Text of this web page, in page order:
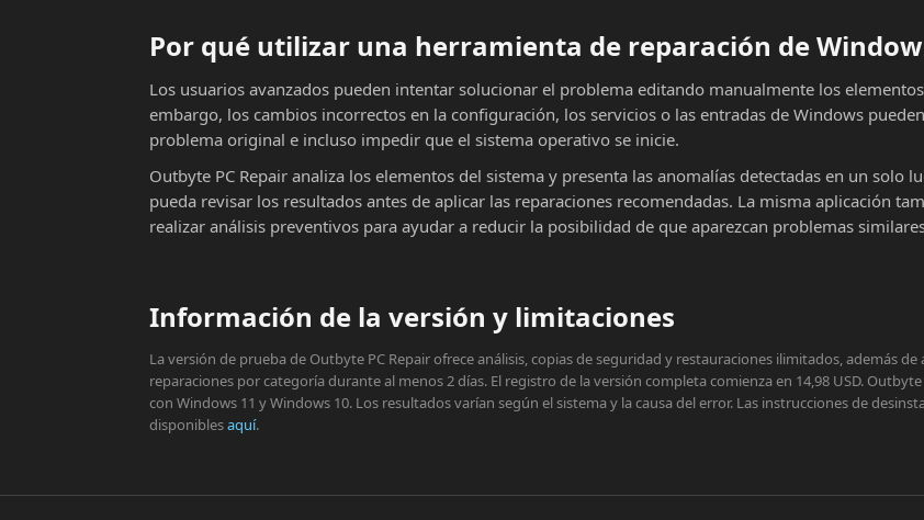
Por qué utilizar una herramienta de reparación de
Los usuarios avanzados pueden intentar solucionar el problema editando manualmente los
embargo, los cambios incorrectos en la configuración, los servicios o las entradas de Windows
problema original e incluso impedir que el sistema operativo se inicie.
Outbyte PC Repair analiza los elementos del sistema y presenta las anomalías detectadas en un solo
pueda revisar los resultados antes de aplicar las reparaciones recomendadas. La misma aplicación
realizar análisis preventivos para ayudar a reducir la posibilidad de que aparezcan problemas
Información de la versión y limitaciones
La versión de prueba de Outbyte PC Repair ofrece análisis, copias de seguridad y restauraciones ilimitados, además de
reparaciones por categoría durante al menos 2 días. El registro de la versión completa comienza en 14,98 USD.
con Windows 11 y Windows 10. Los resultados varían según el sistema y la causa del error. Las instrucciones de
disponiblesaquí.